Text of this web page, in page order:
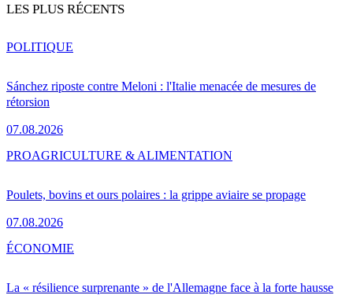
LES PLUS RÉCENTS
Sánchez riposte contre Meloni : l'Italie menacée de mesures de
rétorsion
07.08.2026
POLITIQUE
Poulets, bovins et ours polaires : la grippe aviaire se propage
07.08.2026
PROAGRICULTURE & ALIMENTATION
La « résilience surprenante » de l'Allemagne face à la forte hausse
ÉCONOMIE